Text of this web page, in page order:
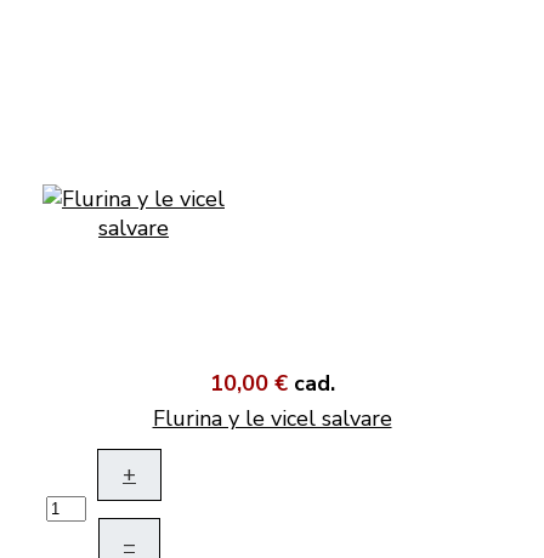
10,00 € cad.
Flurina y le vicel salvare
+
–